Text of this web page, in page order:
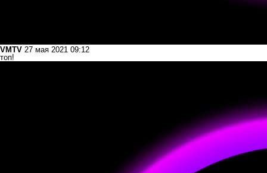
VMTV 27 мая 2021 09:12
топ!